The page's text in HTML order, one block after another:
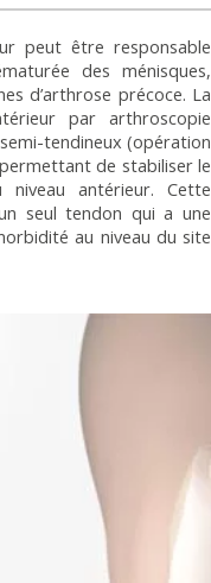
peut être responsable
des ménisques,
d’arthrose précoce. La
par arthroscopie
tendineux (opération
de stabiliser le
antérieur. Cette
seul tendon qui a une
au niveau du site